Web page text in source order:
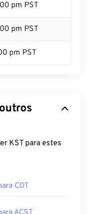
pm PST
pm PST
pm PST
KST para estes
CDT